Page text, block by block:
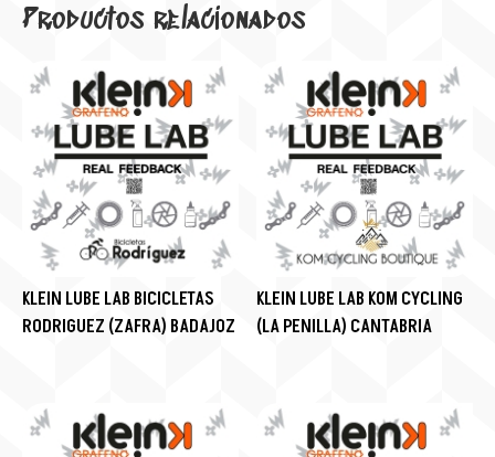
Productos relacionados
KLEIN LUBE LAB BICICLETAS
RODRIGUEZ (ZAFRA) BADAJOZ
KLEIN LUBE LAB KOM CYCLING
(LA PENILLA) CANTABRIA